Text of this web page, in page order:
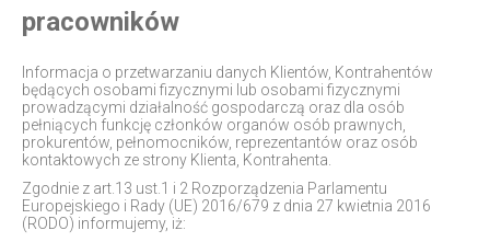
pracowników
Informacja o przetwarzaniu danych Klientów, Kontrahentów
będących osobami fizycznymi lub osobami fizycznymi
prowadzącymi działalność gospodarczą oraz dla osób
pełniących funkcję członków organów osób prawnych,
prokurentów, pełnomocników, reprezentantów oraz osób
kontaktowych ze strony Klienta, Kontrahenta.
Zgodnie z art.13 ust.1 i 2 Rozporządzenia Parlamentu
Europejskiego i Rady (UE) 2016/679 z dnia 27 kwietnia 2016
(RODO) informujemy, iż: